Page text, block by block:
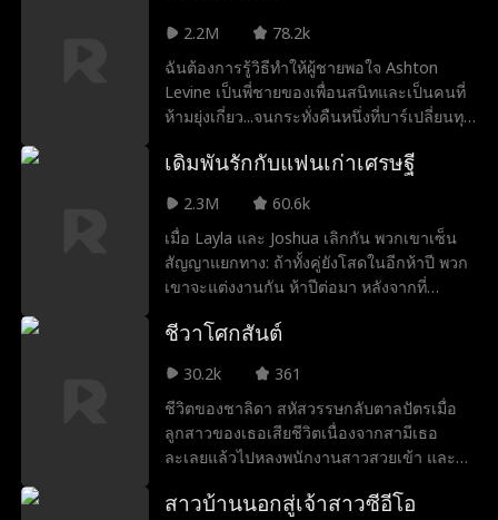
ต้องประคับประคองความสัมพันธ์ครั้งใหม่ โดย
มีแฟนเก่าสุดแสบ แก๊งสาวขี้วีน และที่แย่ที่สุด
คือพี่ชายของเธอเองคอยขัดขวาง
2.2M
78.2k
ฉันต้องการรู้วิธีทำให้ผู้ชายพอใจ Ashton
Levine เป็นพี่ชายของเพื่อนสนิทและเป็นคนที่
ห้ามยุ่งเกี่ยว...จนกระทั่งคืนหนึ่งที่บาร์เปลี่ยนทุก
นั้นง่ายมาก: ห้ามจูบ ห้ามมีเซ็กส์ ห้ามตกหลุม
ฉันก็ยิ่งรู้ว่าการเป็นเพื่อนไม่พอ มันมากเกินไป
ไหมที่จะต้องการทุกอย่างกับเขา?
เดิมพันรักกับแฟนเก่าเศรษฐี
2.3M
60.6k
เมื่อ Layla และ Joshua เลิกกัน พวกเขาเซ็น
สัญญาแยกทาง: ถ้าทั้งคู่ยังโสดในอีกห้าปี พวก
เขาจะแต่งงานกัน ห้าปีต่อมา หลังจากที่
โลก เขารับตำแหน่งหัวหน้าเชฟที่ร้านอาหารที่
ตามสัญญา แต่ด้วยสุขภาพที่ไม่ค่อยดี Layla
โกหกว่าหมั้นแล้ว อย่างไรก็ตาม ความรู้สึกที่มี
ต่อกันยังคงเพิ่มขึ้น และเปลวไฟแห่งความรัก
ยากที่จะดับลง Joshua จะค้นพบความจริงที่
ช่องว่างของเวลาที่สูญเสียไปและกลับมาอยู่
ชีวาโศกสันต์
30.2k
361
ชีวิตของชาลิดา สหัสวรรษกลับตาลปัตรเมื่อ
ลูกสาวของเธอเสียชีวิตเนื่องจากสามีเธอ
ละเลยแล้วไปหลงพนักงานสาวสวยเข้า และ
เธอกลับไม่เชื่อเธออีกแถมคิดว่าเธอซ่อน
สาวบ้านนอกสู่เจ้าสาวซีอีโอ